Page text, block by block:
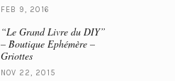
FEB 9, 2016
“Le Grand Livre du DIY”
– Boutique Ephémère –
Griottes
NOV 22, 2015